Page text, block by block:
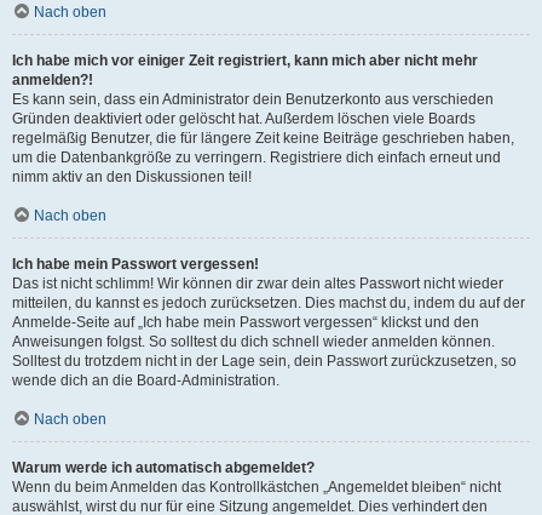
Nach oben
Ich habe mich vor einiger Zeit registriert, kann mich aber nicht mehr
anmelden?!
Es kann sein, dass ein Administrator dein Benutzerkonto aus verschieden
Gründen deaktiviert oder gelöscht hat. Außerdem löschen viele Boards
regelmäßig Benutzer, die für längere Zeit keine Beiträge geschrieben haben,
um die Datenbankgröße zu verringern. Registriere dich einfach erneut und
nimm aktiv an den Diskussionen teil!
Nach oben
Ich habe mein Passwort vergessen!
Das ist nicht schlimm! Wir können dir zwar dein altes Passwort nicht wieder
mitteilen, du kannst es jedoch zurücksetzen. Dies machst du, indem du auf der
Anmelde-Seite auf „Ich habe mein Passwort vergessen“ klickst und den
Anweisungen folgst. So solltest du dich schnell wieder anmelden können.
Solltest du trotzdem nicht in der Lage sein, dein Passwort zurückzusetzen, so
wende dich an die Board-Administration.
Nach oben
Warum werde ich automatisch abgemeldet?
Wenn du beim Anmelden das Kontrollkästchen „Angemeldet bleiben“ nicht
auswählst, wirst du nur für eine Sitzung angemeldet. Dies verhindert den